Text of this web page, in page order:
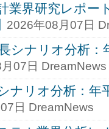
業界研究レポー
2026年08月07日
シナリオ分析：
07日 DreamNews
ナリオ分析：年
日 DreamNews